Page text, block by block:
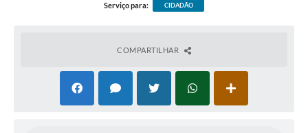
Serviço para: CIDADÃO
COMPARTILHAR